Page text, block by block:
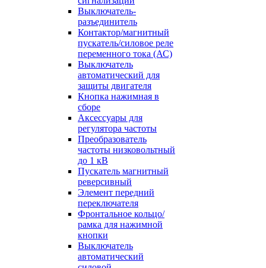
Выключатель-
разъединитель
Контактор/магнитный
пускатель/силовое реле
переменного тока (АС)
Выключатель
автоматический для
защиты двигателя
Кнопка нажимная в
сборе
Аксессуары для
регулятора частоты
Преобразователь
частоты низковольтный
до 1 кВ
Пускатель магнитный
реверсивный
Элемент передний
переключателя
Фронтальное кольцо/
рамка для нажимной
кнопки
Выключатель
автоматический